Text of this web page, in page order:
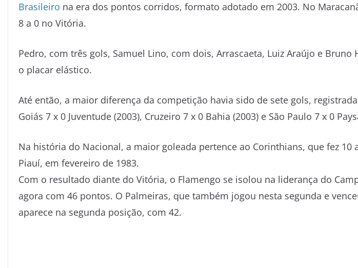
Brasileiro na era dos pontos corridos, formato adotado em 2003. No
8 a 0 no Vitória.
Pedro, com três gols, Samuel Lino, com dois, Arrascaeta, Luiz Araújo e
o placar elástico.
Até então, a maior diferença da competição havia sido de sete gols,
Goiás 7 x 0 Juventude (2003), Cruzeiro 7 x 0 Bahia (2003) e São Paulo 7 x 0
Na história do Nacional, a maior goleada pertence ao Corinthians, que fez 10
Piauí, em fevereiro de 1983.
Com o resultado diante do Vitória, o Flamengo se isolou na liderança do
agora com 46 pontos. O Palmeiras, que também jogou nesta segunda e
aparece na segunda posição, com 42.